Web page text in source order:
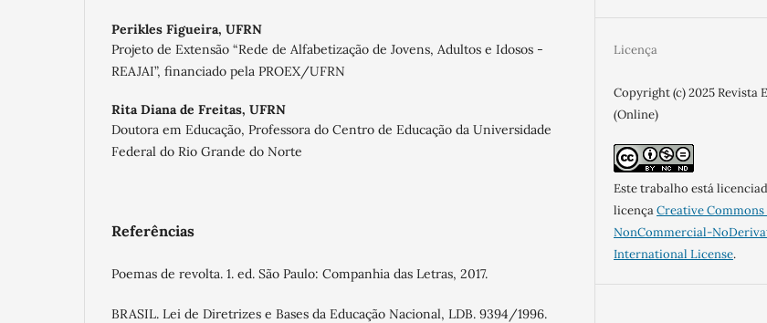
Perikles Figueira, UFRN
Projeto de Extensão “Rede de Alfabetização de Jovens, Adultos e Idosos -
REAJAI”, financiado pela PROEX/UFRN
Rita Diana de Freitas, UFRN
Doutora em Educação, Professora do Centro de Educação da Universidade
Federal do Rio Grande do Norte
Referências
Poemas de revolta. 1. ed. São Paulo: Companhia das Letras, 2017.
BRASIL. Lei de Diretrizes e Bases da Educação Nacional, LDB. 9394/1996.
Licença
Copyright (c) 2025 Revista
(Online)
Este trabalho está
licençaCreative
NonCommercial-
International License.